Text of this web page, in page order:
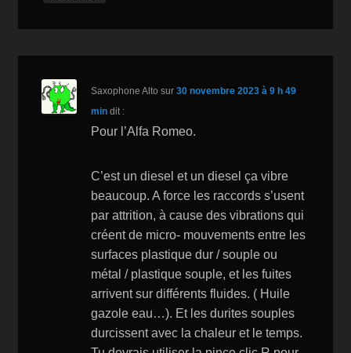
Saxophone Alto sur30 novembre 2023 à 9 h 49
min dit :
Pour l’Alfa Romeo.
C’est un diesel et un diesel ça vibre
beaucoup. A force les raccords s’usent
par attrition, à cause des vibrations qui
créent de micro- mouvements entre les
surfaces plastique dur / souple ou
métal / plastique souple, et les fuites
arrivent sur différents fluides. ( Huile
gazole eau…). Et les durites souples
durcissent avec la chaleur et le temps.